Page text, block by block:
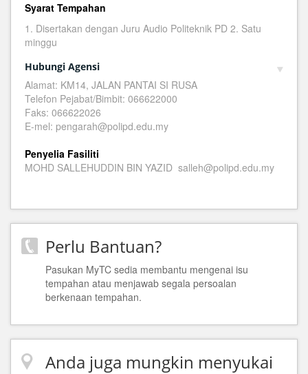
Syarat Tempahan
1. Disertakan dengan Juru Audio Politeknik PD 2. Satu
minggu
Hubungi Agensi
Alamat: KM14, JALAN PANTAI SI RUSA
Telefon Pejabat/Bimbit: 066622000
Faks: 066622026
E-mel: pengarah@polipd.edu.my
Penyelia Fasiliti
MOHD SALLEHUDDIN BIN YAZID salleh@polipd.edu.my
Perlu Bantuan?
Pasukan MyTC sedia membantu mengenai isu
tempahan atau menjawab segala persoalan
berkenaan tempahan.
Anda juga mungkin menyukai